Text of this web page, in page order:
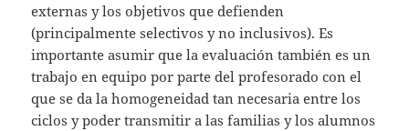
externas y los objetivos que defienden
(principalmente selectivos y no inclusivos). Es
importante asumir que la evaluación también es un
trabajo en equipo por parte del profesorado con el
que se da la homogeneidad tan necesaria entre los
ciclos y poder transmitir a las familias y los alumnos